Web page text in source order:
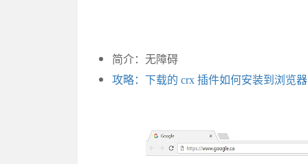
简介：无障碍
攻略：下载的 crx 插件如何安装到浏览